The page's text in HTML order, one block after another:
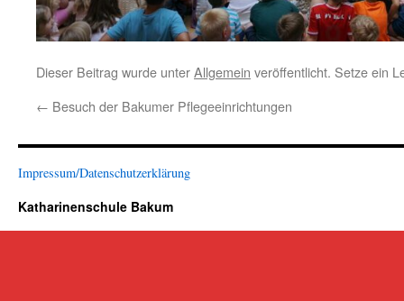
Dieser Beitrag wurde unterAllgemein veröffentlicht. Setze ein
← Besuch der Bakumer Pflegeeinrichtungen
Impressum/Datenschutzerklärung
Katharinenschule Bakum